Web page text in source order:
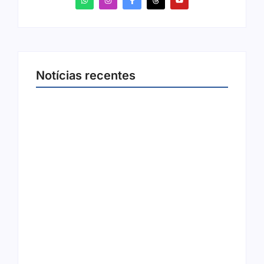
Notícias recentes